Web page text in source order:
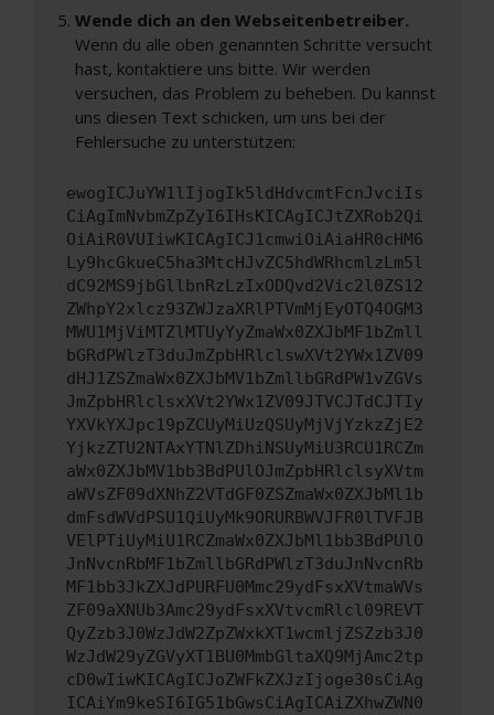
Wende dich an den Webseitenbetreiber.
Wenn du alle oben genannten Schritte versucht
hast, kontaktiere uns bitte. Wir werden
versuchen, das Problem zu beheben. Du kannst
uns diesen Text schicken, um uns bei der
Fehlersuche zu unterstützen:
ewogICJuYW1lIjogIk5ldHdvcmtFcnJvciIs
CiAgImNvbmZpZyI6IHsKICAgICJtZXRob2Qi
OiAiR0VUIiwKICAgICJ1cmwiOiAiaHR0cHM6
Ly9hcGkueC5ha3MtcHJvZC5hdWRhcmlzLm5l
dC92MS9jbGllbnRzLzIxODQvd2Vic2l0ZS12
ZWhpY2xlcz93ZWJzaXRlPTVmMjEyOTQ4OGM3
MWU1MjViMTZlMTUyYyZmaWx0ZXJbMF1bZmll
bGRdPWlzT3duJmZpbHRlclswXVt2YWx1ZV09
dHJ1ZSZmaWx0ZXJbMV1bZmllbGRdPW1vZGVs
JmZpbHRlclsxXVt2YWx1ZV09JTVCJTdCJTIy
YXVkYXJpc19pZCUyMiUzQSUyMjVjYzkzZjE2
YjkzZTU2NTAxYTNlZDhiNSUyMiU3RCU1RCZm
aWx0ZXJbMV1bb3BdPUlOJmZpbHRlclsyXVtm
aWVsZF09dXNhZ2VTdGF0ZSZmaWx0ZXJbMl1b
dmFsdWVdPSU1QiUyMk9ORURBWVJFR0lTVFJB
VElPTiUyMiU1RCZmaWx0ZXJbMl1bb3BdPUlO
JnNvcnRbMF1bZmllbGRdPWlzT3duJnNvcnRb
MF1bb3JkZXJdPURFU0Mmc29ydFsxXVtmaWVs
ZF09aXNUb3Amc29ydFsxXVtvcmRlcl09REVT
QyZzb3J0WzJdW2ZpZWxkXT1wcmljZSZzb3J0
WzJdW29yZGVyXT1BU0MmbGltaXQ9MjAmc2tp
cD0wIiwKICAgICJoZWFkZXJzIjoge30sCiAg
ICAiYm9keSI6IG51bGwsCiAgICAiZXhwZWN0